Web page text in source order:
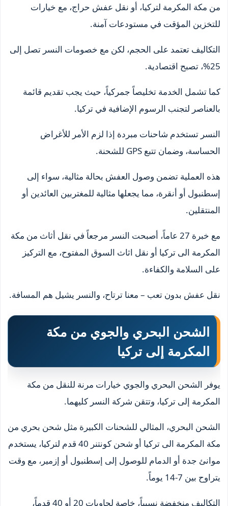
من مكة المكرمة لتركيا، أو نقل عفش حراج، مع خيارات
للتخزين المؤقت في مستودعات آمنة.
التكاليف تعتمد على الحجم، لكن مع خصومات النسر تصل إلى
25%، تصبح اقتصادية.
كما تشمل الخدمة تخليصاً جمركياً، حيث يجب تقديم قائمة
بالعناصر لتجنب الرسوم الإضافية في تركيا.
النسر تستخدم شاحنات مبردة إذا لزم الأمر للأغراض
الحساسة، وضمان تتبع GPS للشحنة.
هذه العملية تضمن وصول العفش بحالة مثالية، سواء إلى
إسطنبول أو أنقرة، مما يجعلها مثالية للمغتربين العائدين أو
المنتقلين.
مع خبرة 27 عاماً، أصبحت النسر مرجعاً في نقل أثاث من مكة
المكرمة الى تركيا أو نقل اثاث السوق المفتوح، مع التركيز
على السلامة والكفاءة.
نقل عفش بدون تعب – معنا ترتاح، والنسر يشيل هم المسافة.
الشحن البحري والجوي من مكة
المكرمة إلى تركيا
يوفر الشحن البحري والجوي خيارات مرنة للنقل من مكة
المكرمة إلى تركيا، وتتقن شركة النسر كليهما.
الشحن البحري، المثالي للشحنات الكبيرة مثل شحن بحري من
مكة المكرمة الى تركيا أو شحن كونتنر 40 قدم لتركيا، يستخدم
موانئ جدة أو الدمام للوصول إلى إسطنبول أو إزمير، مع وقت
يتراوح بين 7-14 يوماً.
التكاليف منخفضة نسبياً، خاصة لحاويات 20 أو 40 قدماً،